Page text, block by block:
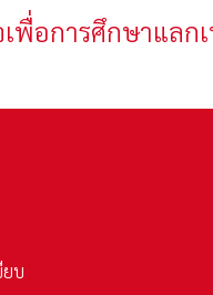
พื่อการศึกษาแลก
ยบ